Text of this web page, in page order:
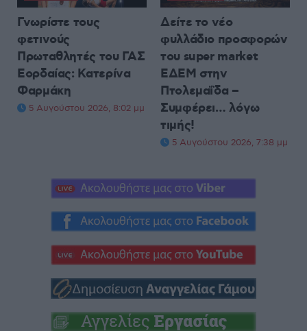
Γνωρίστε τους
φετινούς
Πρωταθλητές του ΓΑΣ
Εορδαίας: Κατερίνα
Φαρμάκη
5 Αυγούστου 2026, 8:02 μμ
Δείτε το νέο
φυλλάδιο προσφορών
του super market
ΕΔΕΜ στην
Πτολεμαΐδα –
Συμφέρει… λόγω
τιμής!
5 Αυγούστου 2026, 7:38 μμ